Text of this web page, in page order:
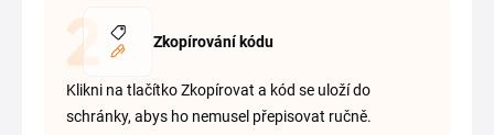
Zkopírování kódu
Klikni na tlačítko Zkopírovat a kód se uloží do
schránky, abys ho nemusel přepisovat ručně.